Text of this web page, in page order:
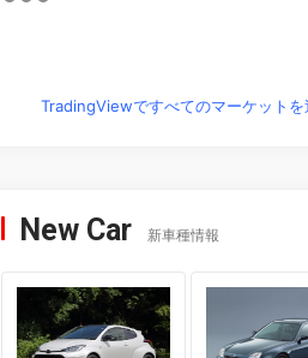
TradingViewですべてのマーケットを
New Car 新車種情報